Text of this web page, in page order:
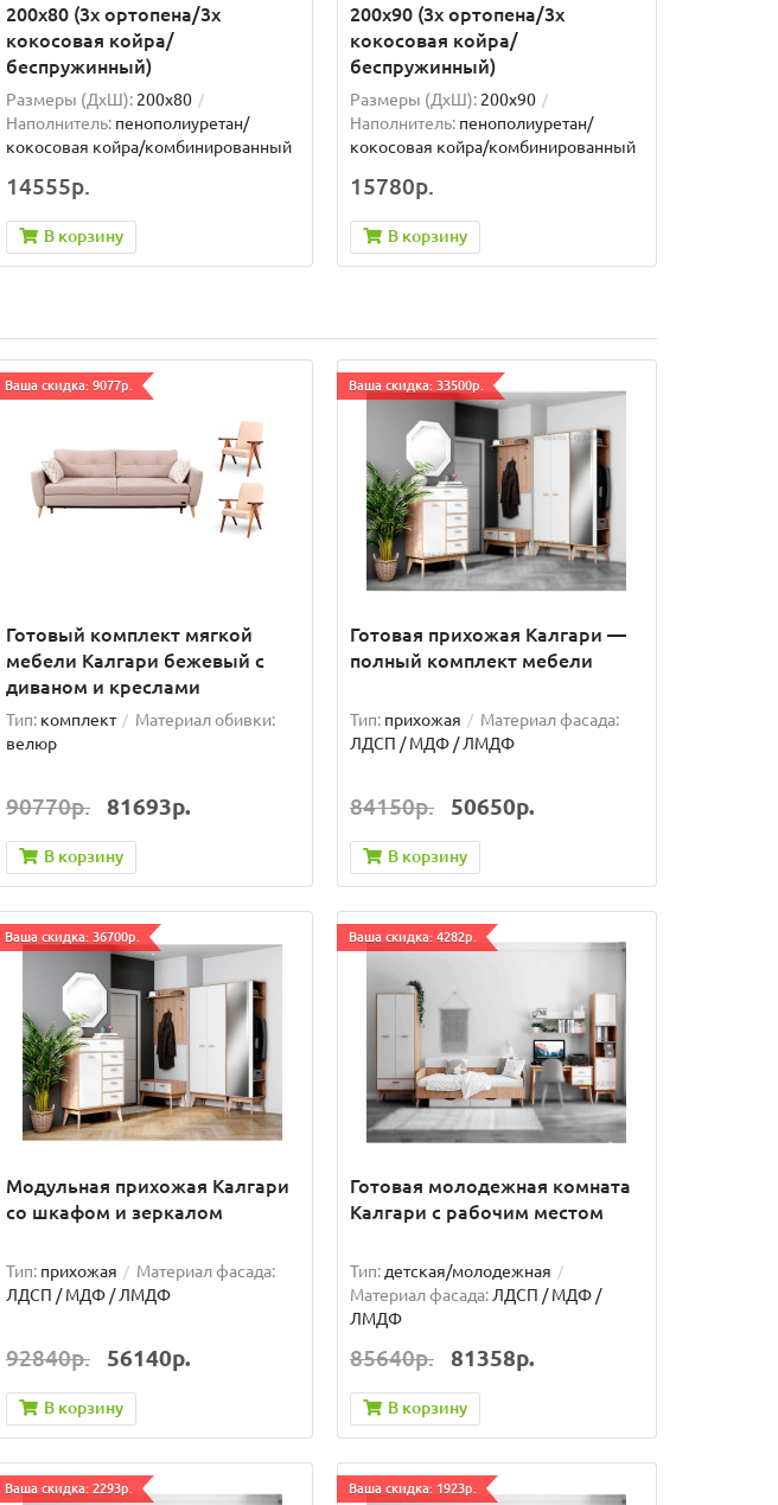
200x80 (3x ортопена/3x
кокосовая койра/
беспружинный)
Размеры (ДxШ): 200x80
Наполнитель: пенополиуретан/
кокосовая койра/комбинированный
14555р.
В корзину
200x90 (3x ортопена/3x
кокосовая койра/
беспружинный)
Размеры (ДxШ): 200x90
Наполнитель: пенополиуретан/
кокосовая койра/комбинированный
15780р.
В корзину
Ваша скидка: 9077р.
Готовый комплект мягкой
мебели Калгари бежевый с
диваном и креслами
Тип: комплект
Материал обивки:
велюр
90770р. 81693р.
В корзину
Ваша скидка: 33500р.
Готовая прихожая Калгари —
полный комплект мебели
Тип: прихожая
Материал фасада:
ЛДСП / МДФ / ЛМДФ
84150р. 50650р.
В корзину
Ваша скидка: 36700р.
Модульная прихожая Калгари
со шкафом и зеркалом
Тип: прихожая
Материал фасада:
ЛДСП / МДФ / ЛМДФ
92840р. 56140р.
В корзину
Ваша скидка: 4282р.
Готовая молодежная комната
Калгари с рабочим местом
Тип: детская/молодежная
Материал фасада: ЛДСП / МДФ /
ЛМДФ
85640р. 81358р.
В корзину
Ваша скидка: 2293р. Ваша скидка: 1923р.